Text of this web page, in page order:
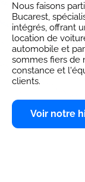
Nous faisons
Bucarest,
intégrés, offrant
location de
automobile et
sommes fiers de
constance et
clients.
Voir notre